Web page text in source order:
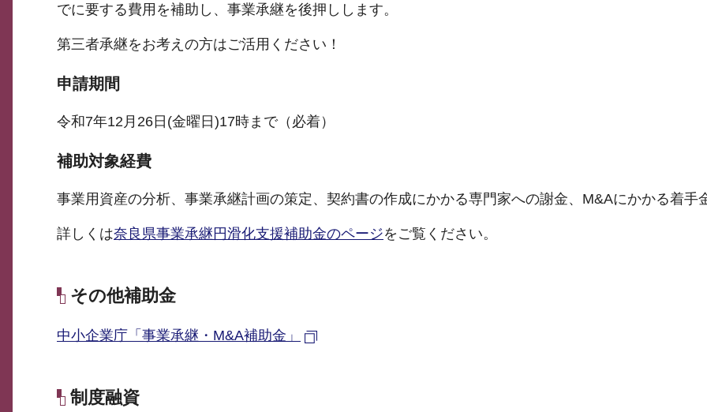
でに要する費用を補助し、事業承継を後押しします。
第三者承継をお考えの方はご活用ください！
申請期間
令和7年12月26日(金曜日)17時まで（必着）
補助対象経費
事業用資産の分析、事業承継計画の策定、契約書の作成にかかる専門家への謝金、M&Aにかかる着手
詳しくは奈良県事業承継円滑化支援補助金のページをご覧ください。
その他補助金
中小企業庁「事業承継・M&A補助金」
制度融資